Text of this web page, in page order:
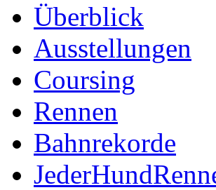
Überblick
Ausstellungen
Coursing
Rennen
Bahnrekorde